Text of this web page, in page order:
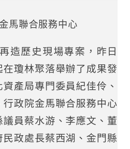
馬聯合服務中心
造歷史現場專案，昨日
瓊林聚落舉辦了成果發
產局專門委員紀佳伶、
政院金馬聯合服務中心
員蔡水游、李應文、董
政處長蔡西湖、金門縣